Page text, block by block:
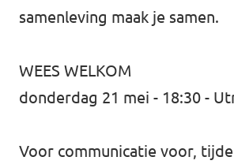
samenleving maak je samen.
WEES WELKOM
donderdag 21 mei - 18:30 -
Voor communicatie voor,